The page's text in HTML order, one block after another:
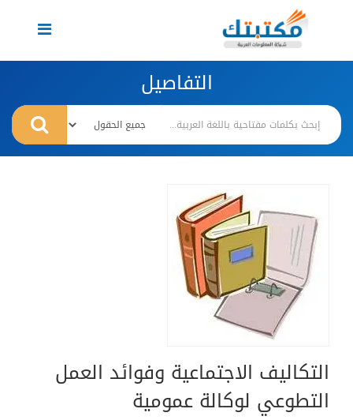
Toggle
navigation
التفاصيل
التكاليف الاجتماعية وفوائد العمل
التطوعي لوكالة عمومية